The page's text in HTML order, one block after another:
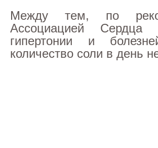
Между тем, по
Ассоциацией Сердца
гипертонии и
количество соли в день